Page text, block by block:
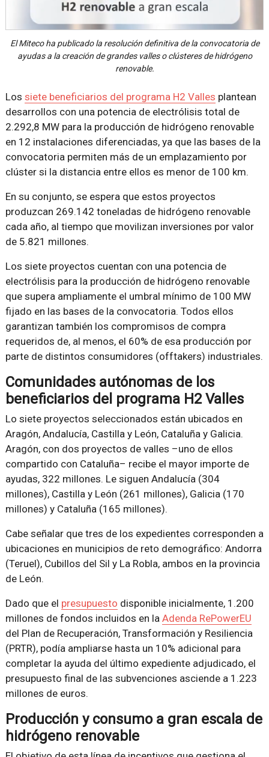
El Miteco ha publicado la resolución definitiva de la convocatoria de
ayudas a la creación de grandes valles o clústeres de hidrógeno
renovable.
Los siete beneficiarios del programa H2 Valles plantean
desarrollos con una potencia de electrólisis total de
2.292,8 MW para la producción de hidrógeno renovable
en 12 instalaciones diferenciadas, ya que las bases de la
convocatoria permiten más de un emplazamiento por
clúster si la distancia entre ellos es menor de 100 km.
En su conjunto, se espera que estos proyectos
produzcan 269.142 toneladas de hidrógeno renovable
cada año, al tiempo que movilizan inversiones por valor
de 5.821 millones.
Los siete proyectos cuentan con una potencia de
electrólisis para la producción de hidrógeno renovable
que supera ampliamente el umbral mínimo de 100 MW
fijado en las bases de la convocatoria. Todos ellos
garantizan también los compromisos de compra
requeridos de, al menos, el 60% de esa producción por
parte de distintos consumidores (offtakers) industriales.
Comunidades autónomas de los
beneficiarios del programa H2 Valles
Lo siete proyectos seleccionados están ubicados en
Aragón, Andalucía, Castilla y León, Cataluña y Galicia.
Aragón, con dos proyectos de valles –uno de ellos
compartido con Cataluña– recibe el mayor importe de
ayudas, 322 millones. Le siguen Andalucía (304
millones), Castilla y León (261 millones), Galicia (170
millones) y Cataluña (165 millones).
Cabe señalar que tres de los expedientes corresponden a
ubicaciones en municipios de reto demográfico: Andorra
(Teruel), Cubillos del Sil y La Robla, ambos en la provincia
de León.
Dado que el presupuesto disponible inicialmente, 1.200
millones de fondos incluidos en la Adenda RePowerEU
del Plan de Recuperación, Transformación y Resiliencia
(PRTR), podía ampliarse hasta un 10% adicional para
completar la ayuda del último expediente adjudicado, el
presupuesto final de las subvenciones asciende a 1.223
millones de euros.
Producción y consumo a gran escala de
hidrógeno renovable